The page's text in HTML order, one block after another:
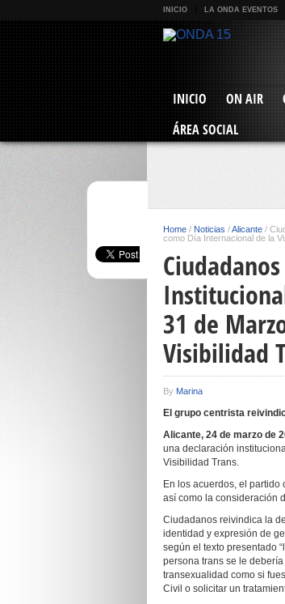
INICIO LA ONDA EVENTOS
INICIO ON AIR
ÁREA SOCIAL
Home / Noticias /Alicante /
como Día Internacional de la
31 de
Visibilidad
By Marina
E l grupo centrista
Alicante, 24 de marzo de
una declaración
Visibilidad Trans.
En los acuerdos, el
así como la consideración
Ciudadanos reivindica la
identidad y expresión de
según el texto presentado
persona trans se le
transexualidad como si
Civil o solicitar un